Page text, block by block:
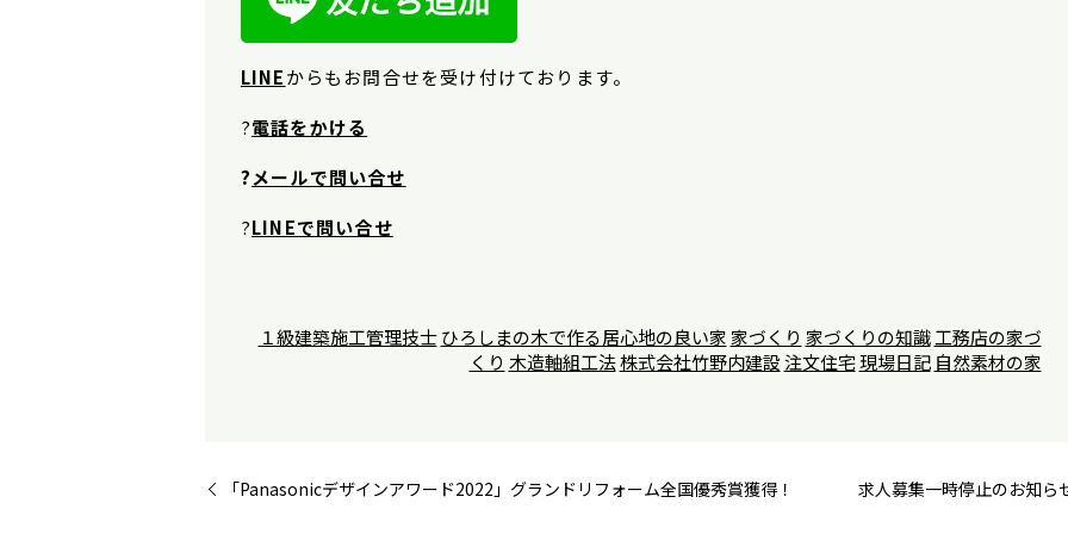
LINEからもお問合せを受け付けております。
?電話をかける
?メールで問い合せ
?LINEで問い合せ
１級建築施工管理技士 ひろしまの木で作る居心地の良い家家づくり 家づくりの知識工務店の家づ
くり 木造軸組工法株式会社竹野内建設注文住宅現場日記 自然素材の家
「Panasonicデザインアワード2022」グランドリフォーム全国優秀賞獲得！ 求人募集一時停止のお知ら